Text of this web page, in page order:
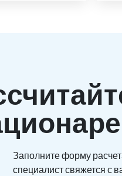
Заполните форму
специалист свяжется с